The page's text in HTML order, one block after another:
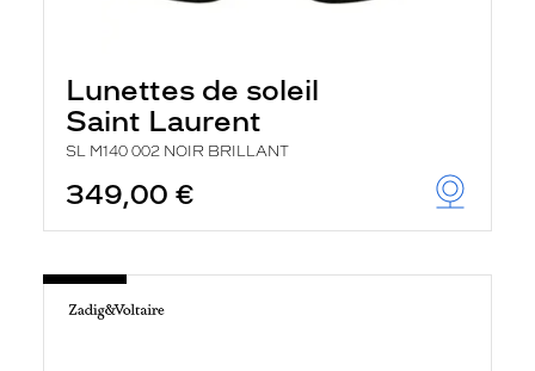
Lunettes de soleil
Saint Laurent
SL M140 002 NOIR BRILLANT
349,00 €